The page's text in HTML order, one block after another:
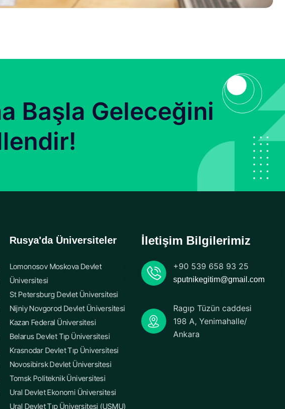
Başla Geleceğini
Rusya'da Üniversiteler
Lomonosov Moskova Devlet
Üniversitesi
St Petersburg Devlet Üniversitesi
Nijniy Novgorod Devlet Üniversitesi
Kazan Federal Üniversitesi
Belarus Devlet Tıp Üniversitesi
Krasnodar Devlet Tıp Üniversitesi
Novosibirsk Devlet Üniversitesi
Tomsk Politeknik Üniversitesi
Ural Devlet Ekonomi Üniversitesi
Ural Devlet Tıp Üniversitesi (USMU)
İletişim Bilgilerimiz
sputnikegitim@gmail.com
+90 539 658 93 25
Ragıp Tüzün caddesi
198 A, Yenimahalle/
Ankara